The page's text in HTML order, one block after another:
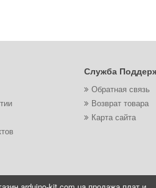
Служба
Обратная связь
Возврат товара
Карта сайта